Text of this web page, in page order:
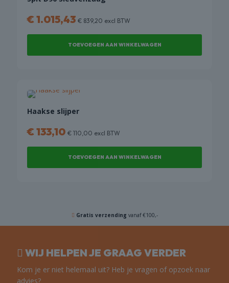
€1.015,43 € 839,20 excl BTW
TOEVOEGEN AAN WINKELWAGEN
Haakse slijper
€133,10 € 110,00 excl BTW
TOEVOEGEN AAN WINKELWAGEN
Gratis verzending vanaf €100,-
WIJ HELPEN JE GRAAG VERDER
Kom je er niet helemaal uit? Heb je vragen of opzoek naar
advies?